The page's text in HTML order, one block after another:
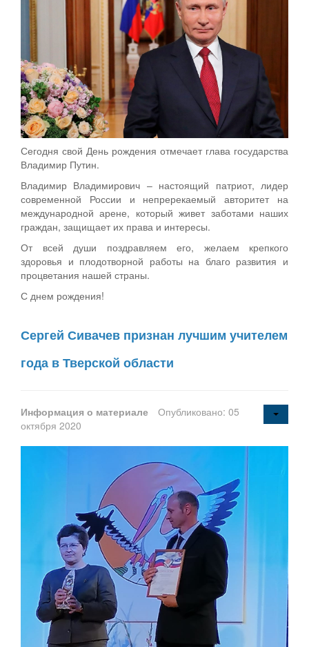
Сегодня свой День рождения отмечает глава государства
Владимир Путин.
Владимир Владимирович – настоящий патриот, лидер
современной России и непререкаемый авторитет на
международной арене, который живет заботами наших
граждан, защищает их права и интересы.
От всей души поздравляем его, желаем крепкого
здоровья и плодотворной работы на благо развития и
процветания нашей страны.
С днем рождения!
Сергей Сивачев признан лучшим учителем
года в Тверской области
Информация о материале
Опубликовано: 05
октября 2020